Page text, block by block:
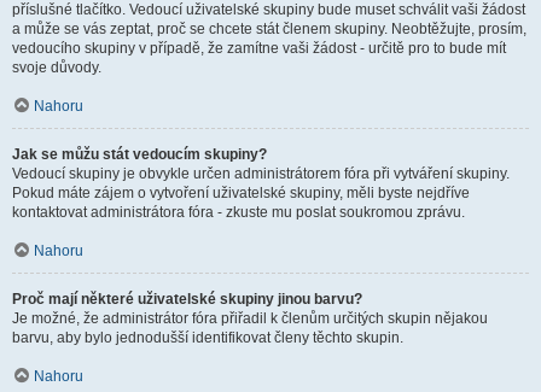
příslušné tlačítko. Vedoucí uživatelské skupiny bude muset schválit vaši žádost
a může se vás zeptat, proč se chcete stát členem skupiny. Neobtěžujte, prosím,
vedoucího skupiny v případě, že zamítne vaši žádost - určitě pro to bude mít
svoje důvody.
Nahoru
Jak se můžu stát vedoucím skupiny?
Vedoucí skupiny je obvykle určen administrátorem fóra při vytváření skupiny.
Pokud máte zájem o vytvoření uživatelské skupiny, měli byste nejdříve
kontaktovat administrátora fóra - zkuste mu poslat soukromou zprávu.
Nahoru
Proč mají některé uživatelské skupiny jinou barvu?
Je možné, že administrátor fóra přiřadil k členům určitých skupin nějakou
barvu, aby bylo jednodušší identifikovat členy těchto skupin.
Nahoru